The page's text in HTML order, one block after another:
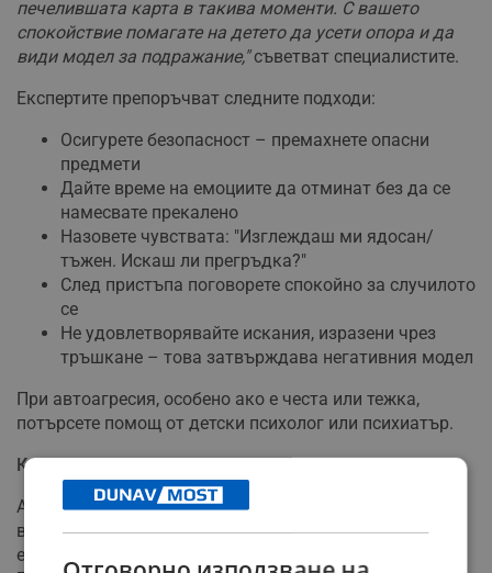
печелившата карта в такива моменти. С вашето
спокойствие помагате на детето да усети опора и да
види модел за подражание,"съветват специалистите.
Експертите препоръчват следните подходи:
Осигурете безопасност – премахнете опасни
предмети
Дайте време на емоциите да отминат без да се
намесвате прекалено
Назовете чувствата: "Изглеждаш ми ядосан/
тъжен. Искаш ли прегръдка?"
След пристъпа поговорете спокойно за случилото
се
Не удовлетворявайте искания, изразени чрез
тръшкане – това затвърждава негативния модел
При автоагресия, особено ако е честа или тежка,
потърсете помощ от детски психолог или психиатър.
Кога е време за консултация със специалист?
Ако детето често проявява автоагресия, има промени
в поведението, изолира се или не може да контролира
емоциите си, това е сигнал за по-сериозен проблем. В